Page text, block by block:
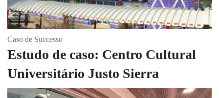
Caso de Successo
Estudo de caso: Centro Cultural
Universitário Justo Sierra